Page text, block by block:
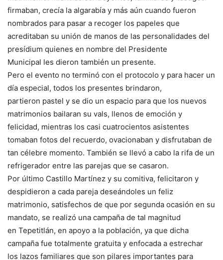
firmaban, crecía la algarabía y más aún cuando fueron
nombrados para pasar a recoger los papeles que
acreditaban su unión de manos de las personalidades del
presídium quienes en nombre del Presidente
Municipal les dieron también un presente.
Pero el evento no terminó con el protocolo y para hacer un
día especial, todos los presentes brindaron,
partieron pastel y se dio un espacio para que los nuevos
matrimonios bailaran su vals, llenos de emoción y
felicidad, mientras los casi cuatrocientos asistentes
tomaban fotos del recuerdo, ovacionaban y disfrutaban de
tan célebre momento. También se llevó a cabo la rifa de un
refrigerador entre las parejas que se casaron.
Por último Castillo Martínez y su comitiva, felicitaron y
despidieron a cada pareja deseándoles un feliz
matrimonio, satisfechos de que por segunda ocasión en su
mandato, se realizó una campaña de tal magnitud
en Tepetitlán, en apoyo a la población, ya que dicha
campaña fue totalmente gratuita y enfocada a estrechar
los lazos familiares que son pilares importantes para